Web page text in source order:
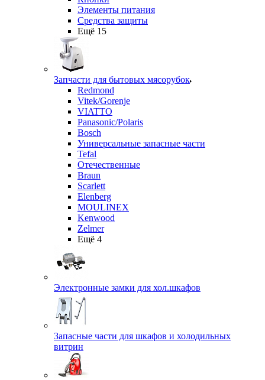
Элементы питания
Средства защиты
Ещё 15
Запчасти для бытовых мясорубок
Redmond
Vitek/Gorenje
VIATTO
Panasonic/Polaris
Bosch
Универсальные запасные части
Tefal
Отечественные
Braun
Scarlett
Elenberg
MOULINEX
Kenwood
Zelmer
Ещё 4
Электронные замки для хол.шкафов
Запасные части для шкафов и холодильных
витрин